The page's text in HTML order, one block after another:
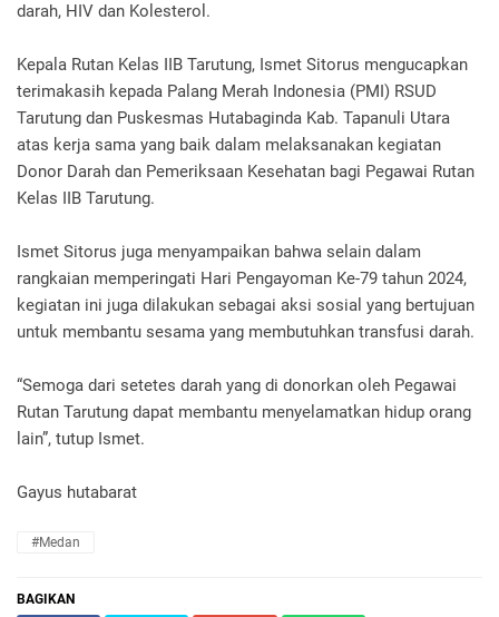
darah, HIV dan Kolesterol.
Kepala Rutan Kelas IIB Tarutung, Ismet Sitorus mengucapkan
terimakasih kepada Palang Merah Indonesia (PMI) RSUD
Tarutung dan Puskesmas Hutabaginda Kab. Tapanuli Utara
atas kerja sama yang baik dalam melaksanakan kegiatan
Donor Darah dan Pemeriksaan Kesehatan bagi Pegawai Rutan
Kelas IIB Tarutung.
Ismet Sitorus juga menyampaikan bahwa selain dalam
rangkaian memperingati Hari Pengayoman Ke-79 tahun 2024,
kegiatan ini juga dilakukan sebagai aksi sosial yang bertujuan
untuk membantu sesama yang membutuhkan transfusi darah.
“Semoga dari setetes darah yang di donorkan oleh Pegawai
Rutan Tarutung dapat membantu menyelamatkan hidup orang
lain”, tutup Ismet.
Gayus hutabarat
#Medan
BAGIKAN